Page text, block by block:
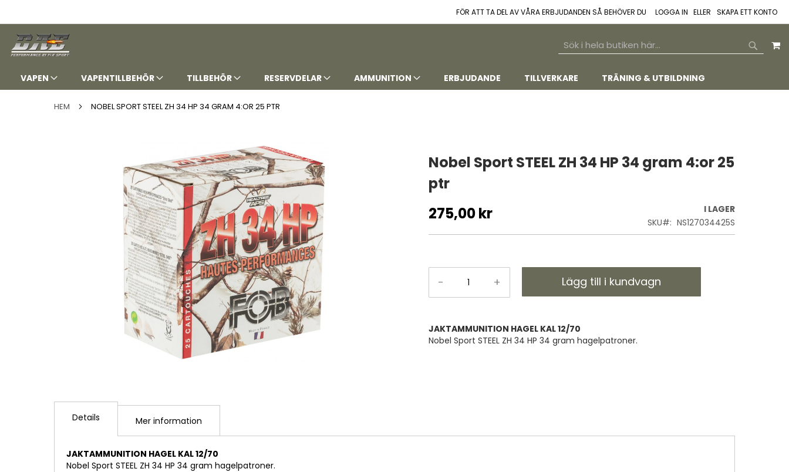
TILL
INNEHÅLLET
FÖR ATT TA DEL AV VÅRA ERBJUDANDEN SÅ BEHÖVER DU LOGGA IN SKAPA ETT KONTO
SEARCH
VAPEN VAPENTILLBEHÖR TILLBEHÖR RESERVDELAR AMMUNITION ERBJUDANDE TILLVERKARE TRÄNING & UTBILDNING
HEM NOBEL SPORT STEEL ZH 34 HP 34 GRAM 4:OR 25 PTR
början
Nobel Sport STEEL ZH 34 HP 34 gram 4:or 25
ptr
275,00 kr
I LAGER
SKU
NS127034425S
- + Lägg till i kundvagn
JAKTAMMUNITION HAGEL KAL 12/70
Nobel Sport STEEL ZH 34 HP 34 gram hagelpatroner.
Details
JAKTAMMUNITION HAGEL KAL 12/70
Nobel Sport STEEL ZH 34 HP 34 gram hagelpatroner.
Mer information